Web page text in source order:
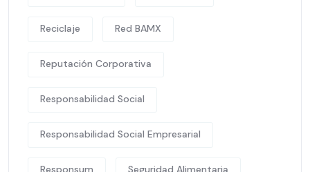
Reciclaje Red BAMX
Reputación Corporativa
Responsabilidad Social
Responsabilidad Social Empresarial
Responsum Seguridad Alimentaria